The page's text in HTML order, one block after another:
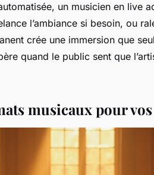
un musicien en live
l’ambiance si besoin, ou
crée une immersion que
quand le public sent que
musicaux pour